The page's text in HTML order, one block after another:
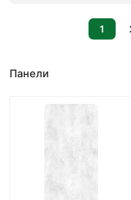
1
Панели